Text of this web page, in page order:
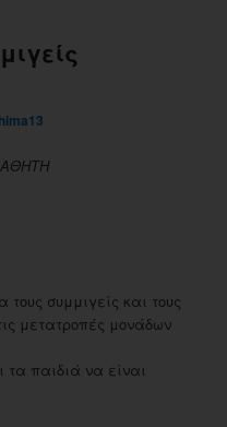
συμμιγείς και τους
μετατροπές μονάδων
τα παιδιά να είναι